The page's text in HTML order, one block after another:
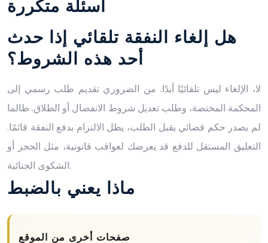
أسئلة متكررة
هل إلغاء النفقة تلقائي إذا حدث
أحد هذه الشروط؟
لا، الإلغاء ليس تلقائيًا أبدًا. من الضروري تقديم طلب رسمي إلى
المحكمة المختصة، وطلب تعديل شروط الانفصال أو الطلاق. طالما
لم يصدر حكم قضائي يقبل الطلب، يظل الالتزام بدفع النفقة قائمًا.
التعليق المستقل للدفع قد يعرضك لعواقب قانونية، مثل الحجز أو
الشكوى الجنائية.
ماذا يعني بالضبط
صفحات أخرى من الموقع